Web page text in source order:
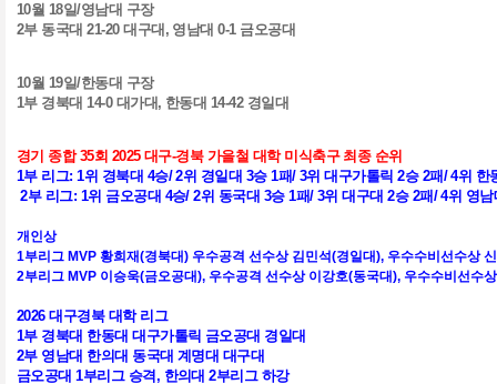
10월 18일/영남대 구장
2부 동국대21-20대구대 , 영남대0-1 금오공대
10월 19일/한동대 구장
1부 경북대14-0 대가대 , 한동대 14-42 경일대
경기 종합35회 2025대구-경북 가을철 대학 미식축구 최종 순위
1부 리그: 1위 경북대 4승/ 2위 경일대 3승1패/ 3위 대구가톨릭2승 2패/ 4위 한
2부 리그: 1위 금오공대 4승/ 2위 동국대 3승1패/ 3위 대구대2승 2패/ 4위 영
개인상
1부리그 MVP 황희재(경북대) 우수공격 선수상 김민석(경일대), 우수수비선수상
2부리그 MVP 이승욱(금오공대), 우수공격 선수상 이강호(동국대), 우수수비선수
2026 대구경북 대학 리그
1부 경북대 한동대 대구가톨릭 금오공대 경일대
2부 영남대 한의대 동국대 계명대 대구대
금오공대 1부리그 승격, 한의대 2부리그 하강